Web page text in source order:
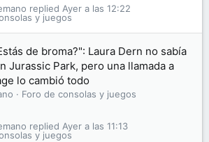
y juegos
Ayer a las 12:22
de broma?": Laura Dern no sabía
Jurassic Park, pero una llamada a
lo cambió todo
Foro de consolas y juegos
y juegos
Ayer a las 11:13